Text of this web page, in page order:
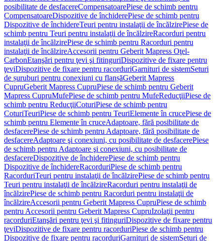
posibilitate de desfacereCompensatoarePiese de schimb pentru
CompensatoareDispozitive de închiderePiese de schimb pentru
Dispozitive de închidereTeuri pentru instalaţii de încălzirePiese de
schimb pentru Teuri pentru instalaţii de încălzireRacorduri pentru
instalaţii de încălzirePiese de schimb pentru Racorduri pentru
instalaţii de încălzireAccesorii pentru Geberit Mapress Oţel-
CarbonEtanşări pentru ţevi şi fitinguriDispozitive de fixare pentru
ţeviDispozitive de fixare pentru racorduriGarnituri de sistemSeturi
de șuruburi pentru conexiuni cu flanșăGeberit Mapress
CupruGeberit Mapress CupruPiese de schimb pentru Geberit
Mapress CupruMufePiese de schimb pentru MufeReducţiiPiese de
schimb pentru ReducţiiCoturiPiese de schimb pentru
CoturiTeuriPiese de schimb pentru TeuriElemente în crucePiese de
schimb pentru Elemente în cruceAdaptoare, fără posibilitate de
desfacerePiese de schimb pentru Adaptoare, fără posibilitate de
desfacereAdaptoare şi conexiuni, cu posibilitate de desfacerePiese
de schimb pentru Adaptoare şi conexiuni, cu posibilitate de
desfacereDispozitive de închiderePiese de schimb pentru
Dispozitive de închidereRacorduriPiese de schimb pentru
RacorduriTeuri pentru instalaţii de încălzirePiese de schimb pentru
Teuri pentru instalaţii de încălzireRacorduri pentru instalaţii de
încălzirePiese de schimb pentru Racorduri pentru instalaţii de
încălzireAccesorii pentru Geberit Mapress CupruPiese de schimb
pentru Accesorii pentru Geberit Mapress CupruIzolaţii pentru
racorduriEtanşări pentru ţevi şi fitinguriDispozitive de fixare pentru
ţeviDispozitive de fixare pentru racorduriPiese de schimb pentru
Dispozitive de fixare pentru racorduriGarnituri de sistemSeturi de